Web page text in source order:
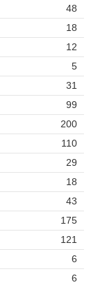
48
18
12
5
31
99
200
110
29
18
43
175
121
6
6